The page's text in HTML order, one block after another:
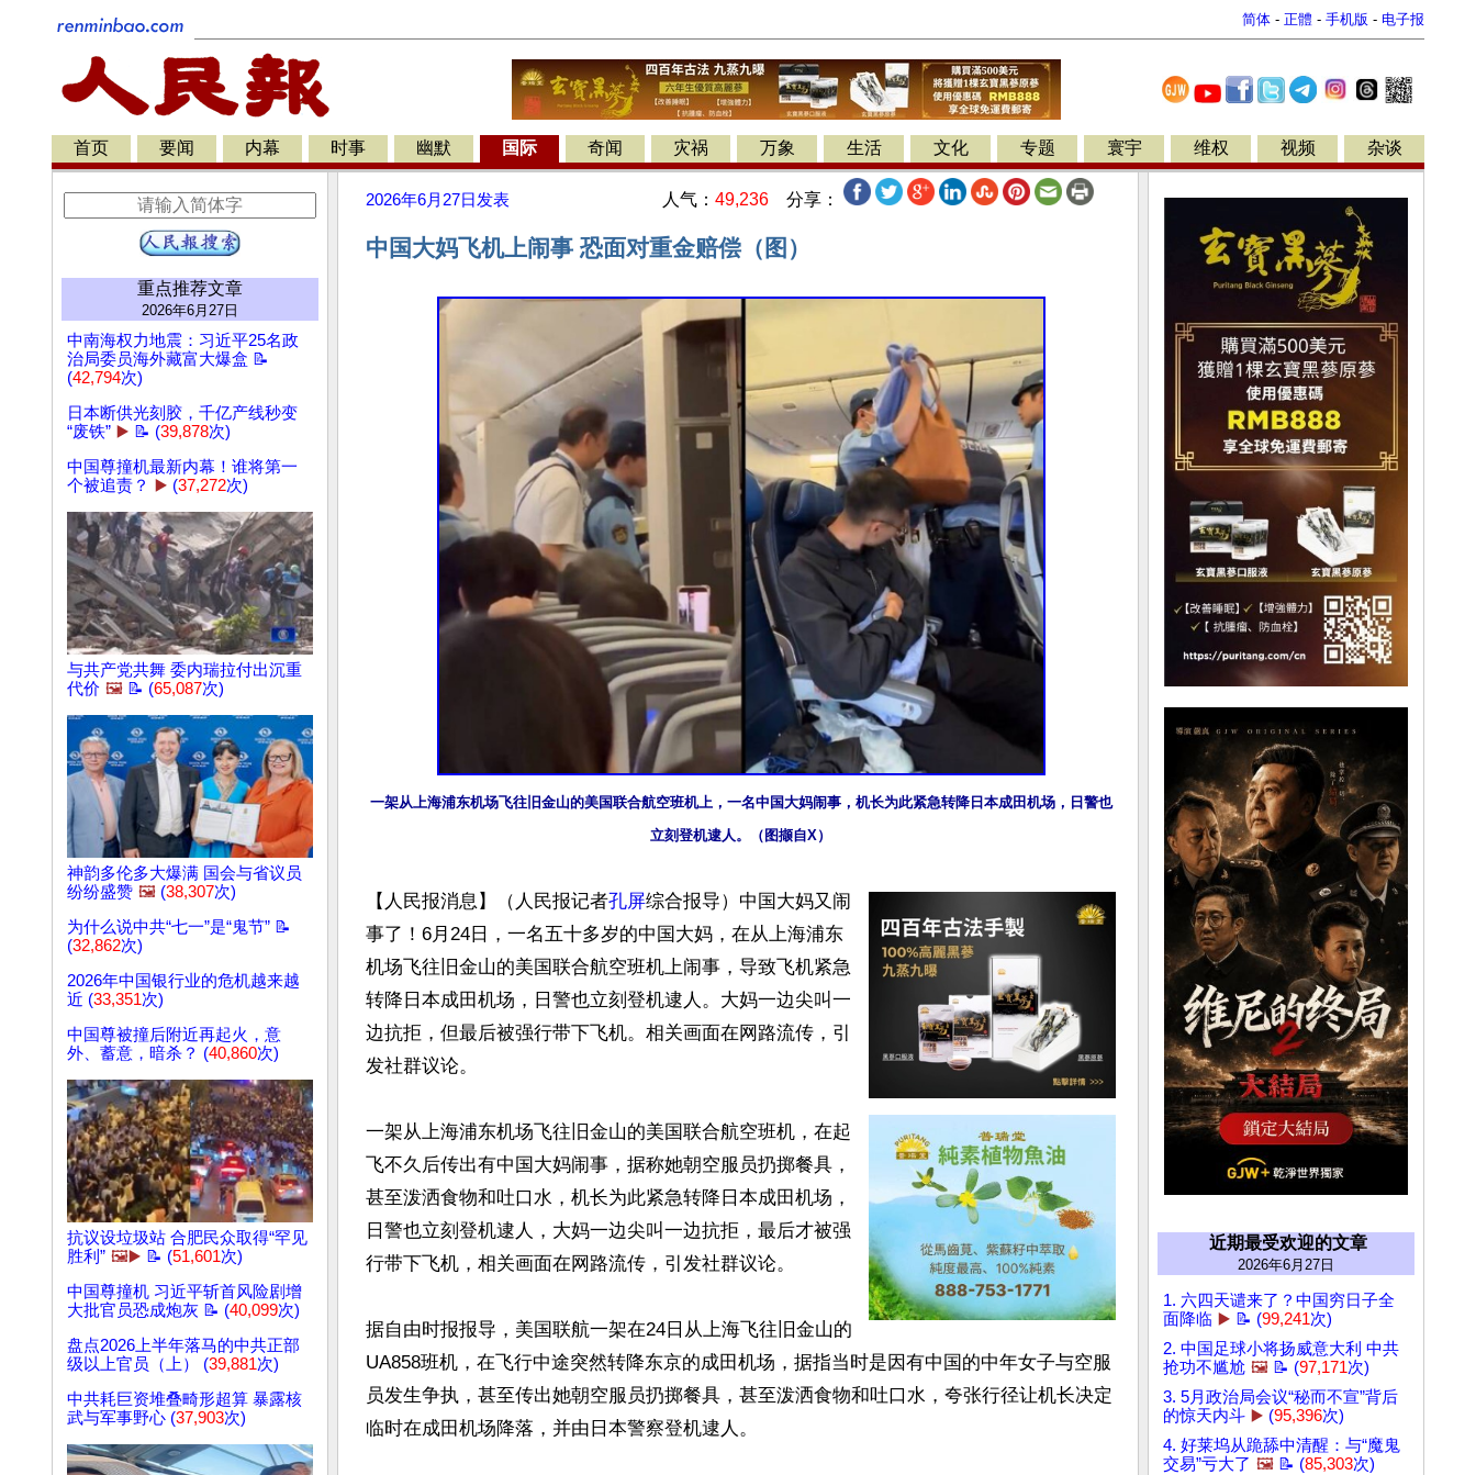
简体 - 正體 - 手机版 - 电子报
首页 要闻 内幕 时事 幽默 国际 奇闻 灾祸 万象 生活 文化 专题 寰宇 维权 视频 杂谈
重点推荐文章
2026年6月27日
中南海权力地震：习近平25名政
治局委员海外藏富大爆盒 📝
(42,794次)
日本断供光刻胶，千亿产线秒变
“废铁” ▶️ 📝 (39,878次)
中国尊撞机最新内幕！谁将第一
个被追责？
▶️ (37,272次)
与共产党共舞 委内瑞拉付出沉重
代价 🖼️ 📝 (65,087次)
神韵多伦多大爆满 国会与省议员
纷纷盛赞 🖼️ (38,307次)
为什么说中共“七一”是“鬼节” 📝
(32,862次)
2026年中国银行业的危机越来越
近 (33,351次)
中国尊被撞后附近再起火，意
外、蓄意，暗杀？ (40,860次)
抗议设垃圾站 合肥民众取得“罕见
胜利” 🖼️▶️ 📝 (51,601次)
中国尊撞机 习近平斩首风险剧增
大批官员恐成炮灰 📝 (40,099次)
盘点2026上半年落马的中共正部
级以上官员（上） (39,881次)
中共耗巨资堆叠畸形超算 暴露核
武与军事野心 (37,903次)
2026年6月27日 发表 人气： 49,236 分享：
中国大妈飞机上闹事 恐面对重金赔偿（图）
一架从上海浦东机场飞往旧金山的美国联合航空班机上，一名中国大妈闹事，机长为此紧急转降日本成田机场，日警也
立刻登机逮人。（图撷自X）
【人民报消息】（人民报记者孔屏综合报导）中国大妈又闹
事了！6月24日，一名五十多岁的中国大妈，在从上海浦东
机场飞往旧金山的美国联合航空班机上闹事，导致飞机紧急
转降日本成田机场，日警也立刻登机逮人。大妈一边尖叫一
边抗拒，但最后被强行带下飞机。相关画面在网路流传，引
发社群议论。
一架从上海浦东机场飞往旧金山的美国联合航空班机，在起
飞不久后传出有中国大妈闹事，据称她朝空服员扔掷餐具，
甚至泼洒食物和吐口水，机长为此紧急转降日本成田机场，
日警也立刻登机逮人，大妈一边尖叫一边抗拒，最后才被强
行带下飞机，相关画面在网路流传，引发社群议论。
据自由时报报导，美国联航一架在24日从上海飞往旧金山的
UA858班机，在飞行中途突然转降东京的成田机场，据指当时是因有中国的中年女子与空服
员发生争执，甚至传出她朝空服员扔掷餐具，甚至泼洒食物和吐口水，夸张行径让机长决定
临时在成田机场降落，并由日本警察登机逮人。
近期最受欢迎的文章
2026年6月27日
1. 六四天谴来了？中国穷日子全
面降临 ▶️ 📝 (99,241次)
2. 中国足球小将扬威意大利 中共
抢功不尴尬 🖼️ 📝 (97,171次)
3. 5月政治局会议“秘而不宣”背后
的惊天内斗 ▶️ (95,396次)
4. 好莱坞从跪舔中清醒：与“魔鬼
交易”亏大了 🖼️ 📝 (85,303次)